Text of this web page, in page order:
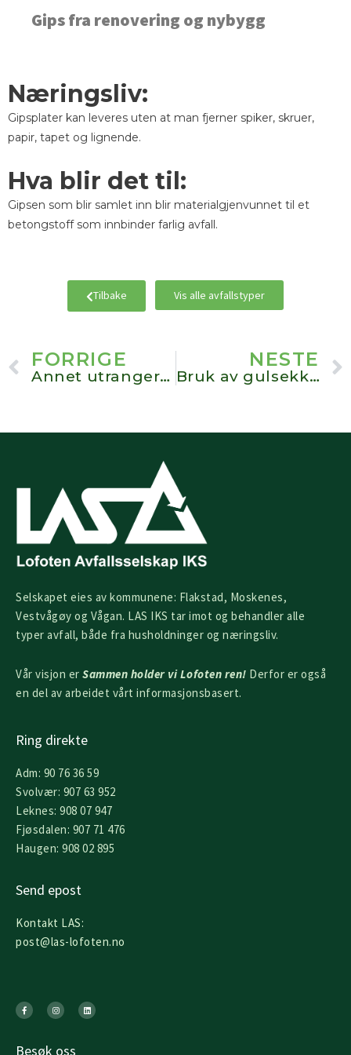
Gips fra renovering og nybygg
Næringsliv:
Gipsplater kan leveres uten at man fjerner spiker, skruer,
papir, tapet og lignende.
Hva blir det til:
Gipsen som blir samlet inn blir materialgjenvunnet til et
betongstoff som innbinder farlig avfall.
Tilbake Vis alle avfallstyper
Prev
FORRIGE
Annet utrangert fiskeriredskap
NESTE
Bruk av gulsekker fra fritidsbolig
Selskapet eies av kommunene: Flakstad, Moskenes,
Vestvågøy og Vågan. LAS IKS tar imot og behandler alle
typer avfall, både fra husholdninger og næringsliv.
Vår visjon er Sammen holder vi Lofoten ren! Derfor er også
en del av arbeidet vårt informasjonsbasert.
Ring direkte
Adm: 90 76 36 59
Svolvær: 907 63 952
Leknes: 908 07 947
Fjøsdalen: 907 71 476
Haugen: 908 02 895
Send epost
Kontakt LAS:
post@las-lofoten.no
c
e
b
-
s
t
a
m
n
k
e
Besøk oss